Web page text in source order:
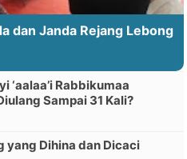
dan Janda Rejang Lebong
‘aalaa’i Rabbikumaa
Sampai 31 Kali?
yang Dihina dan Dicaci